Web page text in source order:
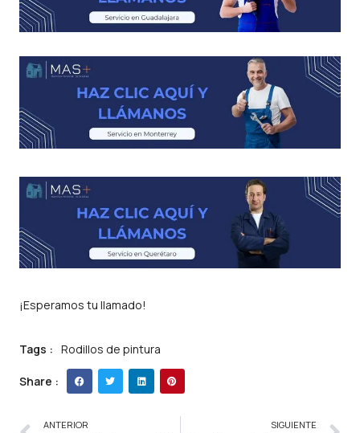
¡Esperamos tu llamado!
Tags : Rodillos de pintura
Share :
ANTERIOR SIGUIENTE